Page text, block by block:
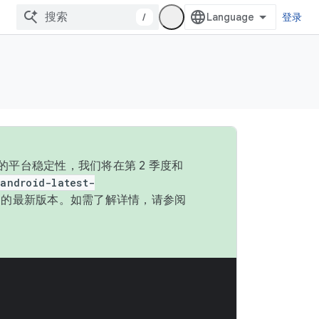
/ 登录
平台稳定性，我们将在第 2 季度和
android-latest-
最新版本。如需了解详情，请参阅